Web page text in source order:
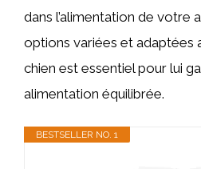
dans l’alimentation de votre
options variées et adaptées
chien est essentiel pour lui
alimentation équilibrée.
BESTSELLER NO. 1